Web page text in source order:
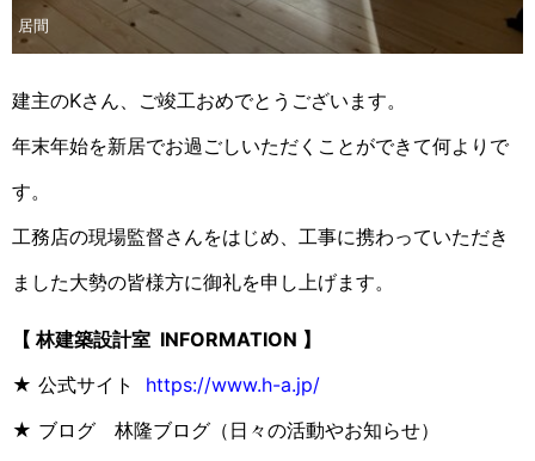
居間
建主のKさん、ご竣工おめでとうございます。
年末年始を新居でお過ごしいただくことができて何よりで
す。
工務店の現場監督さんをはじめ、工事に携わっていただき
ました大勢の皆様方に御礼を申し上げます。
【 林建築設計室 INFORMATION 】
★ 公式サイト https://www.h-a.jp/
★ ブログ 林隆ブログ（日々の活動やお知らせ）